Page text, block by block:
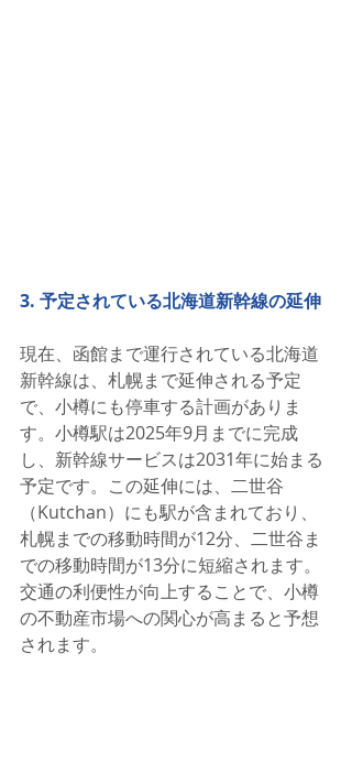
3. 予定されている北海道新幹線の延伸
現在、函館まで運行されている北海道
新幹線は、札幌まで延伸される予定
で、小樽にも停車する計画がありま
す。小樽駅は2025年9月までに完成
し、新幹線サービスは2031年に始まる
予定です。この延伸には、二世谷
（Kutchan）にも駅が含まれており、
札幌までの移動時間が12分、二世谷ま
での移動時間が13分に短縮されます。
交通の利便性が向上することで、小樽
の不動産市場への関心が高まると予想
されます。